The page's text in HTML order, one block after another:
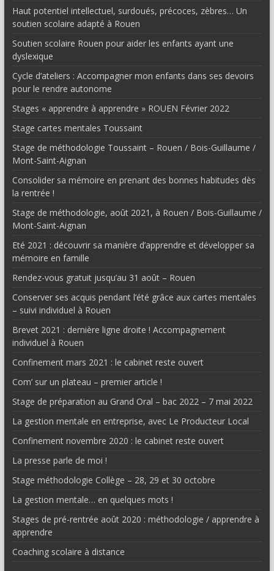
Haut potentiel intellectuel, surdoués, précoces, zèbres… Un
soutien scolaire adapté à Rouen
Soutien scolaire Rouen pour aider les enfants ayant une
dyslexique
Cycle d’ateliers : Accompagner mon enfants dans ses devoirs
pour le rendre autonome
Stages « apprendre à apprendre » ROUEN Février 2022
Stage cartes mentales Toussaint
Stage de méthodologie Toussaint – Rouen / Bois-Guillaume /
Mont-Saint-Aignan
Consolider sa mémoire en prenant des bonnes habitudes dès
la rentrée !
Stage de méthodologie, août 2021, à Rouen / Bois-Guillaume /
Mont-Saint-Aignan
Eté 2021 : découvrir sa manière d’apprendre et développer sa
mémoire en famille
Rendez-vous gratuit jusqu’au 31 août – Rouen
Conserver ses acquis pendant l’été grâce aux cartes mentales
– suivi individuel à Rouen
Brevet 2021 : dernière ligne droite ! Accompagnement
individuel à Rouen
Confinement mars 2021 : le cabinet reste ouvert
Com’ sur un plateau – premier article !
Stage de préparation au Grand Oral – bac 2022 – 7 mai 2022
La gestion mentale en entreprise, avec Le Producteur Local
Confinement novembre 2020 : le cabinet reste ouvert
La presse parle de moi !
Stage méthodologie Collège – 28, 29 et 30 octobre
La gestion mentale… en quelques mots !
Stages de pré-rentrée août 2020 : méthodologie / apprendre à
apprendre
Coaching scolaire à distance